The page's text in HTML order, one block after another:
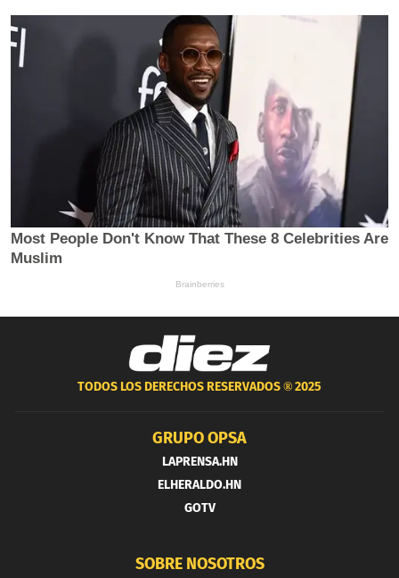
TODOS LOS DERECHOS RESERVADOS ®2025
GRUPO OPSA
LAPRENSA.HN
ELHERALDO.HN
GOTV
SOBRE NOSOTROS